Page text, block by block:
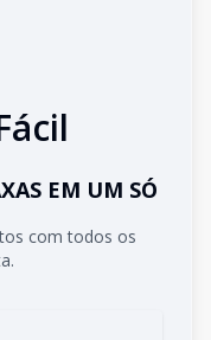
EM UM SÓ
com todos os